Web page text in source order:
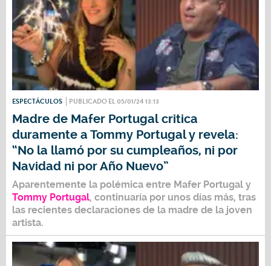
ESPECTÁCULOS PUBLICADO EL 05/01/24 13:13
Madre de Mafer Portugal critica
duramente a Tommy Portugal y revela:
“No la llamó por su cumpleaños, ni por
Navidad ni por Año Nuevo”
Aparentemente la polémica entre Mafer Portugal y
Tommy Portugal, continuaría por unos días más, tras
las recientes declaraciones de la madre de la joven
artista.